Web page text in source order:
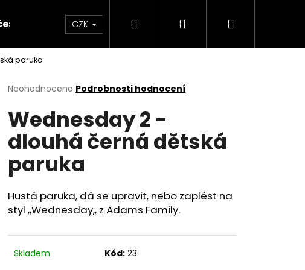
a copy Menstruační kalhotky a plavky
CZK Hledat PřihlášeníNákupní
paruka
Průměrné
produktu
je
0,0
z
5
hvězdiček.
Neohodnoceno Podrobnosti hodnocení
Wednesday 2 -
dlouhá černá dětská
paruka
Hustá paruka, dá se upravit, nebo zaplést na
styl ,,Wednesday,, z Adams Family.
Skladem Kód: 23